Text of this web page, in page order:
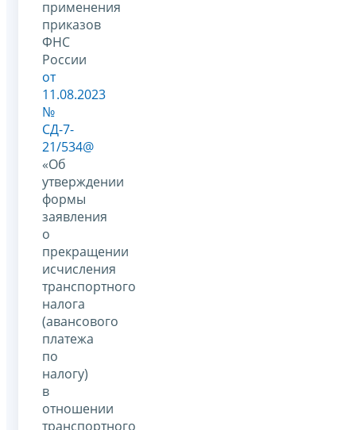
применения
приказов
ФНС
России
от
11.08.2023
№
СД-7-
21/534@
«Об
утверждении
формы
заявления
о
прекращении
исчисления
транспортного
налога
(авансового
платежа
по
налогу)
в
отношении
транспортного